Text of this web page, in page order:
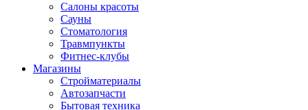
Салоны красоты
Сауны
Стоматология
Травмпункты
Фитнес-клубы
Магазины
Стройматериалы
Автозапчасти
Бытовая техника